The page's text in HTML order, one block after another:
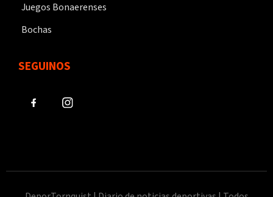
Juegos Bonaerenses
Bochas
SEGUINOS